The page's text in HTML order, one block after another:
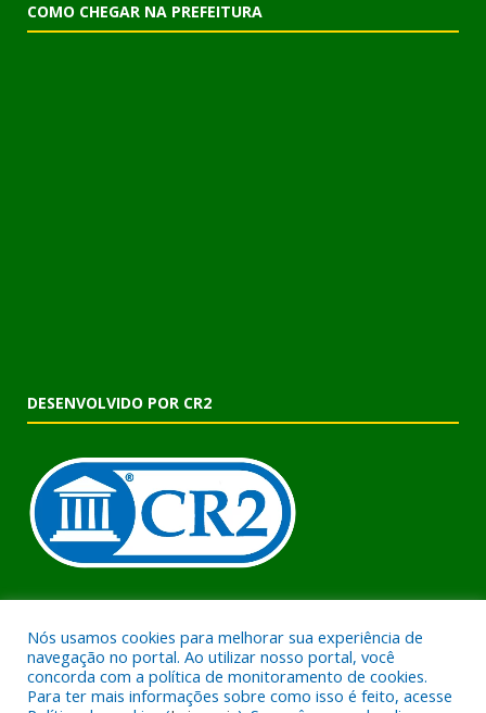
COMO CHEGAR NA PREFEITURA
DESENVOLVIDO POR CR2
completa, onde garantimos em contrato que todas as exigências
das leis de transparência pública serão atendidas. Clique aqui e
confira.
Nós usamos cookies para melhorar sua experiência de
navegação no portal. Ao utilizar nosso portal, você
concorda com a política de monitoramento de cookies.
Para ter mais informações sobre como isso é feito, acesse